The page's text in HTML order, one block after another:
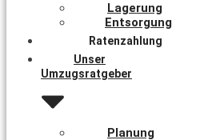
Lagerung
Entsorgung
Ratenzahlung
Unser
Umzugsratgeber
Planung